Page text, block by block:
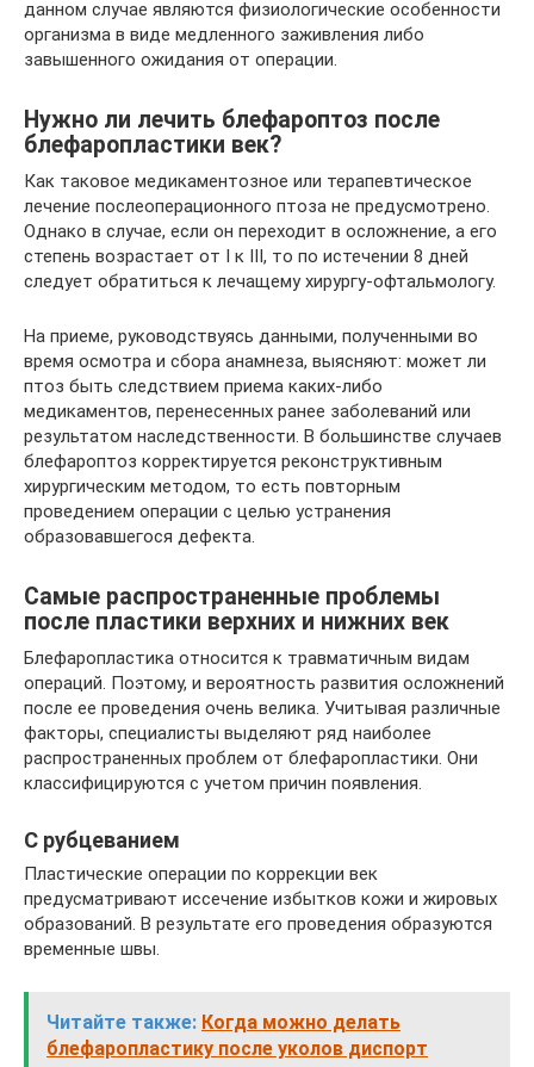
данном случае являются физиологические особенности
организма в виде медленного заживления либо
завышенного ожидания от операции.
Нужно ли лечить блефароптоз после
блефаропластики век?
Как таковое медикаментозное или терапевтическое
лечение послеоперационного птоза не предусмотрено.
Однако в случае, если он переходит в осложнение, а его
степень возрастает от I к III, то по истечении 8 дней
следует обратиться к лечащему хирургу-офтальмологу.
На приеме, руководствуясь данными, полученными во
время осмотра и сбора анамнеза, выясняют: может ли
птоз быть следствием приема каких-либо
медикаментов, перенесенных ранее заболеваний или
результатом наследственности. В большинстве случаев
блефароптоз корректируется реконструктивным
хирургическим методом, то есть повторным
проведением операции с целью устранения
образовавшегося дефекта.
Самые распространенные проблемы
после пластики верхних и нижних век
Блефаропластика относится к травматичным видам
операций. Поэтому, и вероятность развития осложнений
после ее проведения очень велика. Учитывая различные
факторы, специалисты выделяют ряд наиболее
распространенных проблем от блефаропластики. Они
классифицируются с учетом причин появления.
С рубцеванием
Пластические операции по коррекции век
предусматривают иссечение избытков кожи и жировых
образований. В результате его проведения образуются
временные швы.
Читайте также: Когда можно делать
блефаропластику после уколов диспорт